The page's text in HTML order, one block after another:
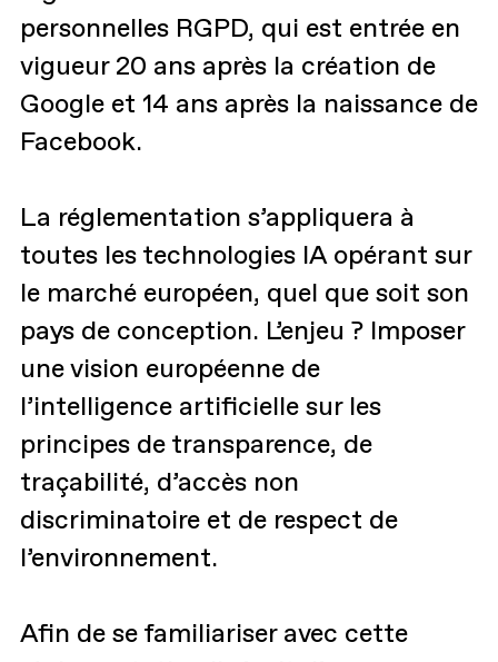
personnelles RGPD, qui est entrée en
vigueur 20 ans après la création de
Google et 14 ans après la naissance de
Facebook.
La réglementation s’appliquera à
toutes les technologies IA opérant sur
le marché européen, quel que soit son
pays de conception. L’enjeu ? Imposer
une vision européenne de
l’intelligence artificielle sur les
principes de transparence, de
traçabilité, d’accès non
discriminatoire et de respect de
l’environnement.
Afin de se familiariser avec cette